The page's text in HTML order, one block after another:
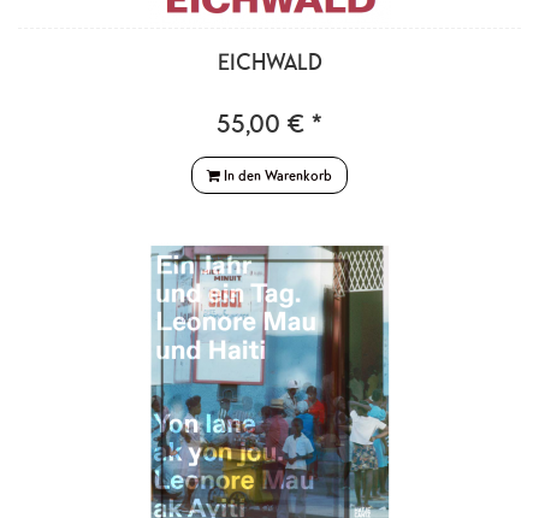
EICHWALD
55,00 € *
In den Warenkorb